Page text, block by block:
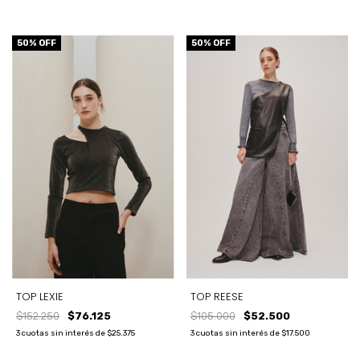
50% OFF
TOP LEXIE
$152.250 $76.125
3cuotas sin interés de $25.375
50% OFF
TOP REESE
$105.000 $52.500
3 cuotas sin interés de $17.500